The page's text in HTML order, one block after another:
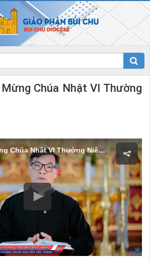
Chúa Nhật VI Thường
Suy Niệm Tin Mừng Chúa Nhật VI Thường Niên A